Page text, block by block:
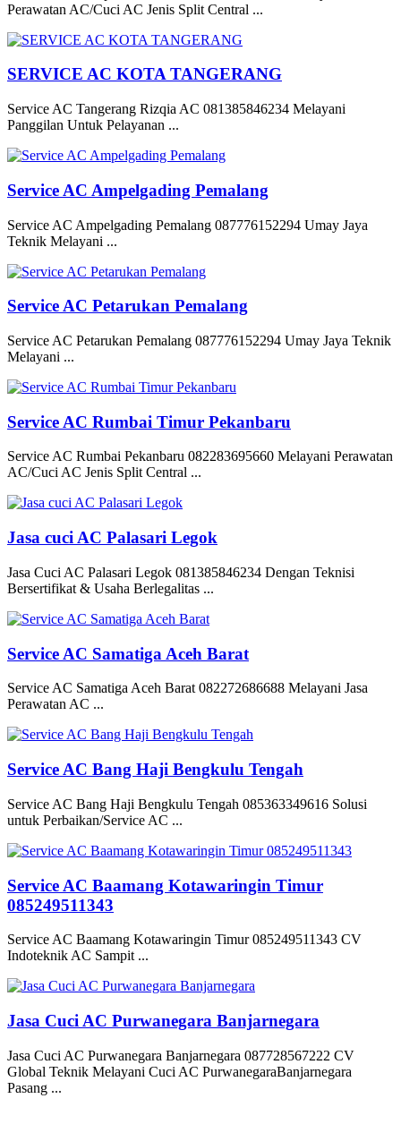
Perawatan AC/Cuci AC Jenis Split Central ...
SERVICE AC KOTA TANGERANG
Service AC Tangerang Rizqia AC 081385846234 Melayani
Panggilan Untuk Pelayanan ...
Service AC Ampelgading Pemalang
Service AC Ampelgading Pemalang 087776152294 Umay Jaya
Teknik Melayani ...
Service AC Petarukan Pemalang
Service AC Petarukan Pemalang 087776152294 Umay Jaya Teknik
Melayani ...
Service AC Rumbai Timur Pekanbaru
Service AC Rumbai Pekanbaru 082283695660 Melayani Perawatan
AC/Cuci AC Jenis Split Central ...
Jasa cuci AC Palasari Legok
Jasa Cuci AC Palasari Legok 081385846234 Dengan Teknisi
Bersertifikat & Usaha Berlegalitas ...
Service AC Samatiga Aceh Barat
Service AC Samatiga Aceh Barat 082272686688 Melayani Jasa
Perawatan AC ...
Service AC Bang Haji Bengkulu Tengah
Service AC Bang Haji Bengkulu Tengah 085363349616 Solusi
untuk Perbaikan/Service AC ...
Service AC Baamang Kotawaringin Timur
085249511343
Service AC Baamang Kotawaringin Timur 085249511343 CV
Indoteknik AC Sampit ...
Jasa Cuci AC Purwanegara Banjarnegara
Jasa Cuci AC Purwanegara Banjarnegara 087728567222 CV
Global Teknik Melayani Cuci AC PurwanegaraBanjarnegara
Pasang ...